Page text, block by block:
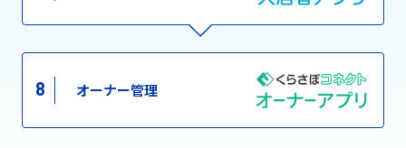
8 オーナー管理